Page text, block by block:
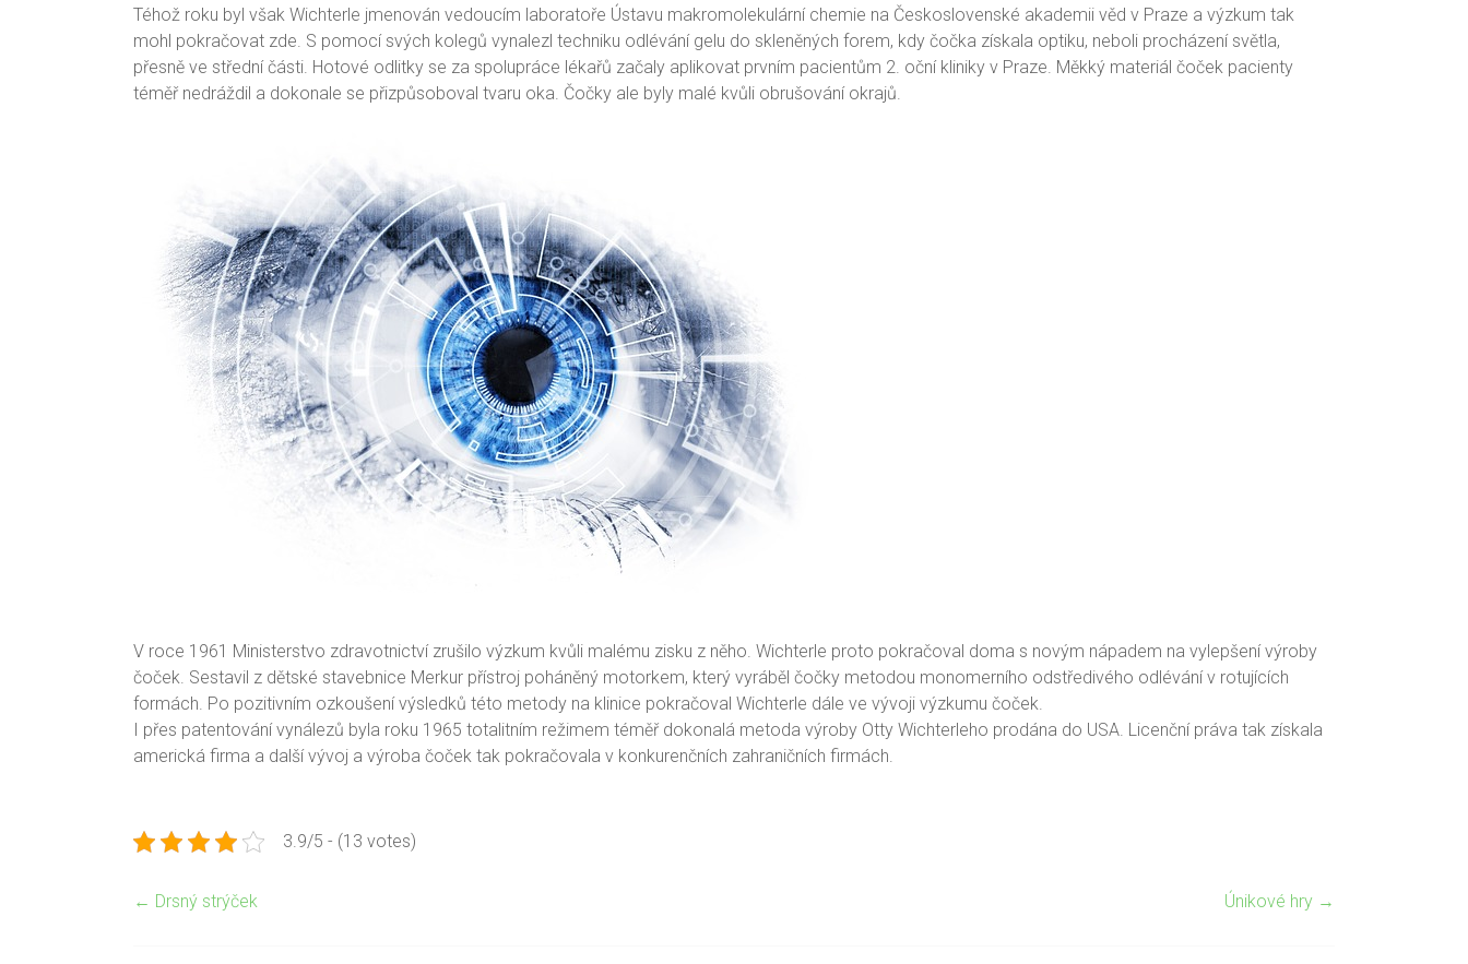
Téhož roku byl však Wichterle jmenován vedoucím laboratoře Ústavu makromolekulární chemie na Československé akademii věd v Praze a výzkum tak
mohl pokračovat zde. S pomocí svých kolegů vynalezl techniku odlévání gelu do skleněných forem, kdy čočka získala optiku, neboli procházení světla,
přesně ve střední části. Hotové odlitky se za spolupráce lékařů začaly aplikovat prvním pacientům 2. oční kliniky v Praze. Měkký materiál čoček pacienty
téměř nedráždil a dokonale se přizpůsoboval tvaru oka. Čočky ale byly malé kvůli obrušování okrajů.
V roce 1961 Ministerstvo zdravotnictví zrušilo výzkum kvůli malému zisku z něho. Wichterle proto pokračoval doma s novým nápadem na vylepšení výroby
čoček. Sestavil z dětské stavebnice Merkur přístroj poháněný motorkem, který vyráběl čočky metodou monomerního odstředivého odlévání v rotujících
formách. Po pozitivním ozkoušení výsledků této metody na klinice pokračoval Wichterle dále ve vývoji výzkumu čoček.
I přes patentování vynálezů byla roku 1965 totalitním režimem téměř dokonalá metoda výroby Otty Wichterleho prodána do USA. Licenční práva tak získala
americká firma a další vývoj a výroba čoček tak pokračovala v konkurenčních zahraničních firmách.
3.9/5 - (13 votes)
← Drsný strýček Únikové hry →